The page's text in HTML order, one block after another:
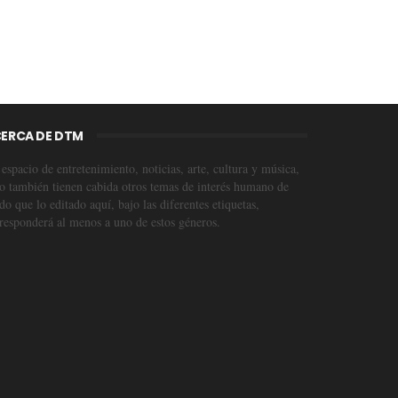
DE DTM
de entretenimiento, noticias, arte, cultura y música,
también tienen cabida otros temas de interés humano de
que lo editado aquí, bajo las diferentes etiquetas,
al menos a uno de estos géneros.